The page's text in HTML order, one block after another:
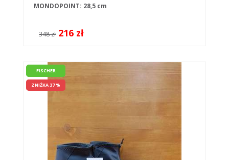
MONDOPOINT: 28,5 cm
348 zł 216 zł
FISCHER
ZNIŻKA 37 %